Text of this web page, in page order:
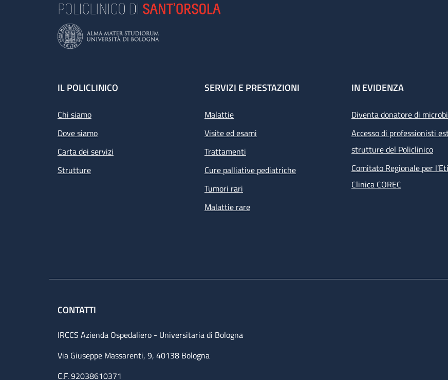
Footer
IL POLICLINICO
Chi siamo
Dove siamo
Carta dei servizi
Strutture
SERVIZI E PRESTAZIONI
Malattie
Visite ed esami
Trattamenti
Cure palliative pediatriche
Tumori rari
Malattie rare
IN EVIDENZA
Diventa donatore di
Accesso di professionisti
strutture del Policlinico
Comitato Regionale per
Clinica COREC
CONTATTI
IRCCS Azienda Ospedaliero - Universitaria di Bologna
Via Giuseppe Massarenti, 9, 40138 Bologna
C.F. 92038610371